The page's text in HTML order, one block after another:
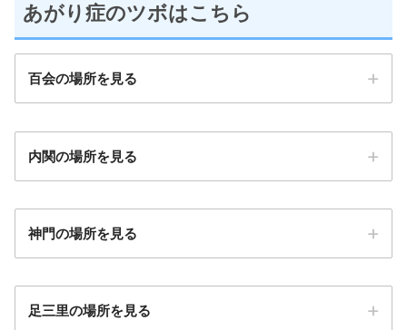
あがり症のツボはこちら
百会の場所を見る
内関の場所を見る
神門の場所を見る
足三里の場所を見る